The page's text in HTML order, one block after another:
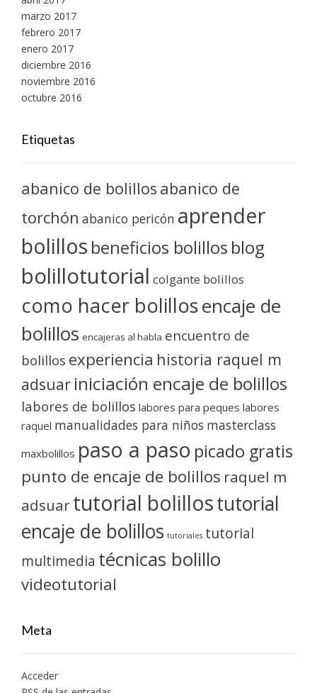
marzo 2017
febrero 2017
enero 2017
diciembre 2016
noviembre 2016
octubre 2016
Etiquetas
abanico de bolillos abanico de
torchón abanico pericón aprender
bolillos beneficios bolillos blog
bolillotutorial colgante bolillos
como hacer bolillosencaje de
bolillos encajeras al habla encuentro de
bolillos experiencia historia raquel m
adsuar iniciación encaje de bolillos
labores de bolillos labores para peques labores
raquel manualidades para niños masterclass
maxbolillos paso a paso picado gratis
punto de encaje de bolillos raquel m
adsuartutorial bolillostutorial
encaje de bolillos tutoriales tutorial
multimedia técnicas bolillo
videotutorial
Meta
Acceder